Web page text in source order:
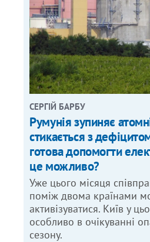
СЕРГІЙ БАРБУ
Румунія зупиняє
стикається з
готова допомогти
це можливо?
Уже цього місяця
поміж двома країнами
активізуватися. Київ у
особливо в очікуванні
сезону.